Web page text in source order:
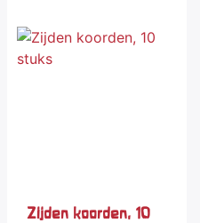
Zijden koorden, 10